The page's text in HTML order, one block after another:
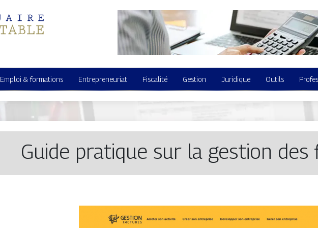
Emploi & formations Entrepreneuriat Fiscalité Gestion Juridique Outils
Guide pratique sur la gestion des